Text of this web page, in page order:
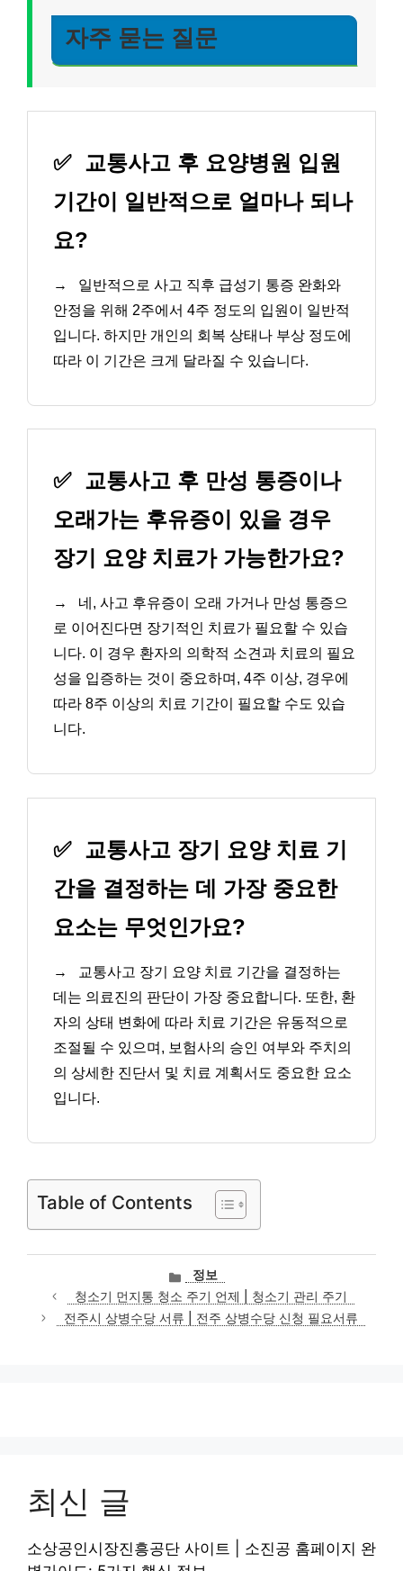
자주 묻는 질문
✅ 교통사고 후 요양병원 입원
기간이 일반적으로 얼마나 되나
요?
→
일반적으로 사고 직후 급성기 통증 완화와
안정을 위해 2주에서 4주 정도의 입원이 일반적
입니다. 하지만 개인의 회복 상태나 부상 정도에
따라 이 기간은 크게 달라질 수 있습니다.
✅ 교통사고 후 만성 통증이나
오래가는 후유증이 있을 경우
장기 요양 치료가 가능한가요?
→
네, 사고 후유증이 오래 가거나 만성 통증으
로 이어진다면 장기적인 치료가 필요할 수 있습
니다. 이 경우 환자의 의학적 소견과 치료의 필요
성을 입증하는 것이 중요하며, 4주 이상, 경우에
따라 8주 이상의 치료 기간이 필요할 수도 있습
니다.
✅ 교통사고 장기 요양 치료 기
간을 결정하는 데 가장 중요한
요소는 무엇인가요?
→
교통사고 장기 요양 치료 기간을 결정하는
데는 의료진의 판단이 가장 중요합니다. 또한, 환
자의 상태 변화에 따라 치료 기간은 유동적으로
조절될 수 있으며, 보험사의 승인 여부와 주치의
의 상세한 진단서 및 치료 계획서도 중요한 요소
입니다.
Table of Contents
카
테
고
리
정보
청소기 먼지통 청소 주기 언제 | 청소기 관리 주기
전주시 상병수당 서류 | 전주 상병수당 신청 필요서류
최신 글
소상공인시장진흥공단 사이트 | 소진공 홈페이지 완